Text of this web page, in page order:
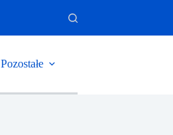
Pozostałe